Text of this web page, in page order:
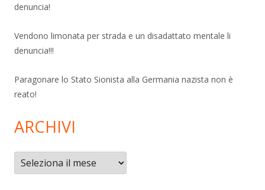
denuncia!
Vendono limonata per strada e un disadattato mentale li
denuncia!!!
Paragonare lo Stato Sionista alla Germania nazista non è
reato!
ARCHIVI
Archivi